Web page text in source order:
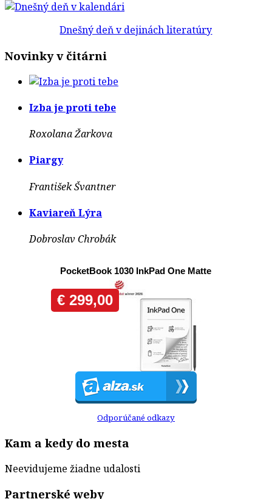
Dnešný deň v dejinách literatúry
Novinky v čitárni
Izba je proti tebe
Roxolana Žarkova
Piargy
František Švantner
Kaviareň Lýra
Dobroslav Chrobák
Odporúčané odkazy
Kam a kedy do mesta
Neevidujeme žiadne udalosti
Partnerské weby